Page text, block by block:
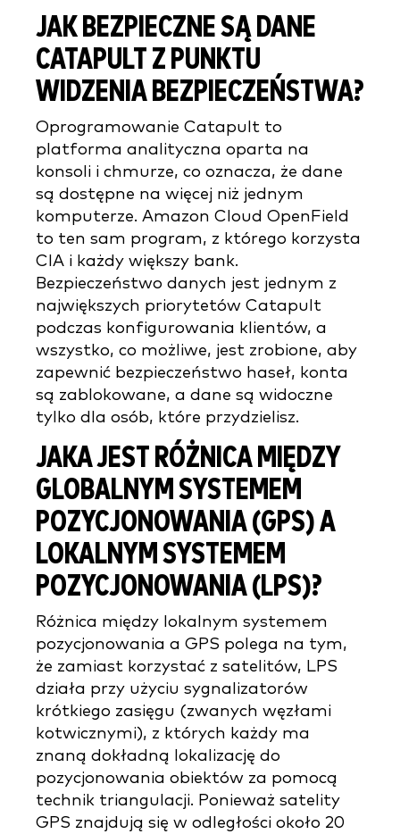
JAK BEZPIECZNE SĄ DANE
CATAPULT Z PUNKTU
WIDZENIA BEZPIECZEŃSTWA?
Oprogramowanie Catapult to
platforma analityczna oparta na
konsoli i chmurze, co oznacza, że dane
są dostępne na więcej niż jednym
komputerze. Amazon Cloud OpenField
to ten sam program, z którego korzysta
CIA i każdy większy bank.
Bezpieczeństwo danych jest jednym z
największych priorytetów Catapult
podczas konfigurowania klientów, a
wszystko, co możliwe, jest zrobione, aby
zapewnić bezpieczeństwo haseł, konta
są zablokowane, a dane są widoczne
tylko dla osób, które przydzielisz.
JAKA JEST RÓŻNICA MIĘDZY
GLOBALNYM SYSTEMEM
POZYCJONOWANIA (GPS) A
LOKALNYM SYSTEMEM
POZYCJONOWANIA (LPS)?
Różnica między lokalnym systemem
pozycjonowania a GPS polega na tym,
że zamiast korzystać z satelitów, LPS
działa przy użyciu sygnalizatorów
krótkiego zasięgu (zwanych węzłami
kotwicznymi), z których każdy ma
znaną dokładną lokalizację do
pozycjonowania obiektów za pomocą
technik triangulacji. Ponieważ satelity
GPS znajdują się w odległości około 20